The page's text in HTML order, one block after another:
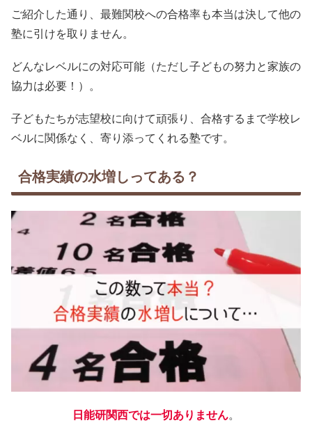
ご紹介した通り、最難関校への合格率も本当は決して他の
塾に引けを取りません。
どんなレベルにの対応可能（ただし子どもの努力と家族の
協力は必要！）。
子どもたちが志望校に向けて頑張り、合格するまで学校レ
ベルに関係なく、寄り添ってくれる塾です。
合格実績の水増しってある？
日能研関西では一切ありません。